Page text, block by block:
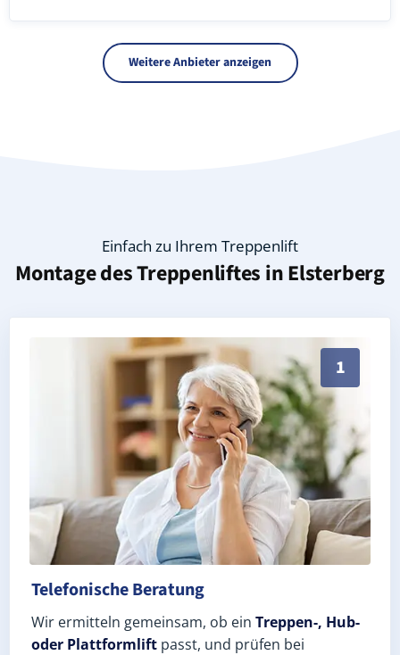
Weitere Anbieter anzeigen
Einfach zu Ihrem Treppenlift
Montage des Treppenliftes inElsterberg
1
Persönliche Treppenlift-Beratung in Elsterberg
Telefonische Beratung
Wir ermitteln gemeinsam, ob ein Treppen-, Hub-
oder Plattformlift passt, und prüfen bei